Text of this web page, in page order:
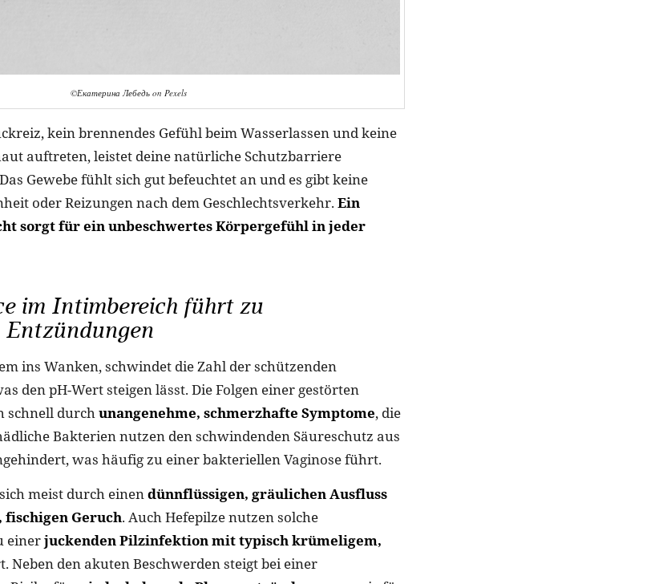
©Екатерина Лебедь on Pexels
kein brennendes Gefühl beim Wasserlassen und keine
auftreten, leistet deine natürliche Schutzbarriere
Gewebe fühlt sich gut befeuchtet an und es gibt keine
oder Reizungen nach dem Geschlechtsverkehr. Ein
sorgt für ein unbeschwertes Körpergefühl in jeder
im Intimbereich führt zu
ins Wanken, schwindet die Zahl der schützenden
den pH-Wert steigen lässt. Die Folgen einer gestörten
schnell durch unangenehme, schmerzhafte Symptome, die
Bakterien nutzen den schwindenden Säureschutz aus
was häufig zu einer bakteriellen Vaginose führt.
meist durch einendünnflüssigen, gräulichen Ausfluss
Geruch. Auch Hefepilze nutzen solche
einerjuckenden Pilzinfektion mit typisch krümeligem,
Neben den akuten Beschwerden steigt bei einer